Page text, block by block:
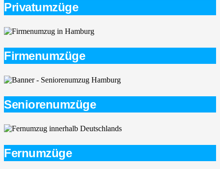
Privatumzüge
Firmenumzüge
Seniorenumzüge
Fernumzüge